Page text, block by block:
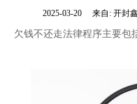
2025-03-20 来自: 开封
欠钱不还走法律程序主要包